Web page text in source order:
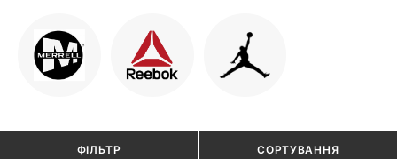
ФІЛЬТР СОРТУВАННЯ